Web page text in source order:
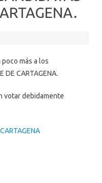
más a los
DE CARTAGENA.
votar debidamente